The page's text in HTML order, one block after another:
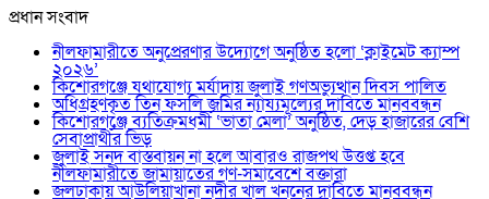
প্রধান সংবাদ
নীলফামারীতে অনুপ্রেরণার উদ্যোগে অনুষ্ঠিত হলো ‘ক্লাইমেট ক্যাম্প
২০২৬’
কিশোরগঞ্জে যথাযোগ্য মর্যাদায় জুলাই গণঅভ্যুত্থান দিবস পালিত
অধিগ্রহণকৃত তিন ফসলি জমির ন্যায্যমূল্যের দাবিতে মানববন্ধন
কিশোরগঞ্জে ব্যতিক্রমধর্মী ‘ভাতা মেলা’ অনুষ্ঠিত, দেড় হাজারের বেশি
সেবাপ্রার্থীর ভিড়
জুলাই সনদ বাস্তবায়ন না হলে আবারও রাজপথ উত্তপ্ত হবে
নীলফামারীতে জামায়াতের গণ-সমাবেশে বক্তারা
জলঢাকায় আউলিয়াখানা নদীর খাল খননের দাবিতে মানববন্ধন